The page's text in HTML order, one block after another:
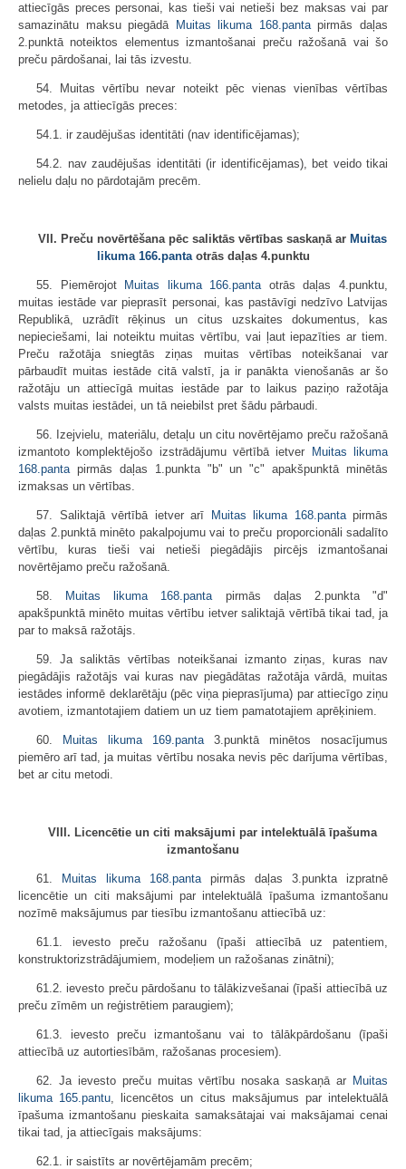
attiecīgās preces personai, kas tieši vai netieši bez maksas vai par
samazinātu maksu piegādā Muitas likuma 168.pantapirmās daļas
2.punktā noteiktos elementus izmantošanai preču ražošanā vai šo
preču pārdošanai, lai tās izvestu.
54. Muitas vērtību nevar noteikt pēc vienas vienības vērtības
metodes, ja attiecīgās preces:
54.1. ir zaudējušas identitāti (nav identificējamas);
54.2. nav zaudējušas identitāti (ir identificējamas), bet veido tikai
nelielu daļu no pārdotajām precēm.
VII. Preču novērtēšana pēc saliktās vērtības saskaņā ar Muitas
likuma 166.pantaotrās daļas 4.punktu
55. Piemērojot Muitas likuma 166.pantaotrās daļas 4.punktu,
muitas iestāde var pieprasīt personai, kas pastāvīgi nedzīvo Latvijas
Republikā, uzrādīt rēķinus un citus uzskaites dokumentus, kas
nepieciešami, lai noteiktu muitas vērtību, vai ļaut iepazīties ar tiem.
Preču ražotāja sniegtās ziņas muitas vērtības noteikšanai var
pārbaudīt muitas iestāde citā valstī, ja ir panākta vienošanās ar šo
ražotāju un attiecīgā muitas iestāde par to laikus paziņo ražotāja
valsts muitas iestādei, un tā neiebilst pret šādu pārbaudi.
56. Izejvielu, materiālu, detaļu un citu novērtējamo preču ražošanā
izmantoto komplektējošo izstrādājumu vērtībā ietver
Muitas likuma
168.pantapirmās daļas 1.punkta "b" un "c" apakšpunktā minētās
izmaksas un vērtības.
57. Saliktajā vērtībā ietver arī Muitas likuma 168.pantapirmās
daļas 2.punktā minēto pakalpojumu vai to preču proporcionāli sadalīto
vērtību, kuras tieši vai netieši piegādājis pircējs izmantošanai
novērtējamo preču ražošanā.
58. Muitas likuma 168.pantapirmās daļas 2.punkta "d"
apakšpunktā minēto muitas vērtību ietver saliktajā vērtībā tikai tad, ja
par to maksā ražotājs.
59. Ja saliktās vērtības noteikšanai izmanto ziņas, kuras nav
piegādājis ražotājs vai kuras nav piegādātas ražotāja vārdā, muitas
iestādes informē deklarētāju (pēc viņa pieprasījuma) par attiecīgo ziņu
avotiem, izmantotajiem datiem un uz tiem pamatotajiem aprēķiniem.
60. Muitas likuma 169.panta3.punktā minētos nosacījumus
piemēro arī tad, ja muitas vērtību nosaka nevis pēc darījuma vērtības,
bet ar citu metodi.
VIII. Licencētie un citi maksājumi par intelektuālā īpašuma
izmantošanu
61. Muitas likuma 168.pantapirmās daļas 3.punkta izpratnē
licencētie un citi maksājumi par intelektuālā īpašuma izmantošanu
nozīmē maksājumus par tiesību izmantošanu attiecībā uz:
61.1. ievesto preču ražošanu (īpaši attiecībā uz patentiem,
konstruktorizstrādājumiem, modeļiem un ražošanas zinātni);
61.2. ievesto preču pārdošanu to tālākizvešanai (īpaši attiecībā uz
preču zīmēm un reģistrētiem paraugiem);
61.3. ievesto preču izmantošanu vai to tālākpārdošanu (īpaši
attiecībā uz autortiesībām, ražošanas procesiem).
62. Ja ievesto preču muitas vērtību nosaka saskaņā ar Muitas
likuma 165.pantu, licencētos un citus maksājumus par intelektuālā
īpašuma izmantošanu pieskaita samaksātajai vai maksājamai cenai
tikai tad, ja attiecīgais maksājums:
62.1. ir saistīts ar novērtējamām precēm;